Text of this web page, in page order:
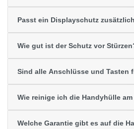
Passt ein Displayschutz
Wie gut ist der Schutz vor
Sind alle Anschlüsse und Tasten
Wie reinige ich die Handyhülle
Welche Garantie gibt es auf die